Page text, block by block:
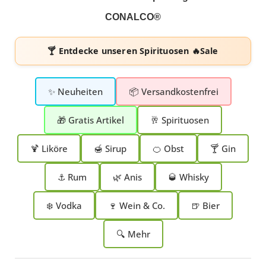
CONALCO®
🍸 Entdecke unserenSpirituosen 🔥Sale
✨ Neuheiten 📦 Versandkostenfrei
🎁 Gratis Artikel 🥂 Spirituosen
🍹 Liköre 🍯 Sirup 🍊 Obst 🍸 Gin
⚓ Rum 🌿 Anis 🥃 Whisky
❄️ Vodka 🍷 Wein & Co. 🍺 Bier
🔍 Mehr